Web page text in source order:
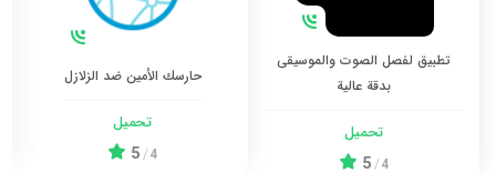
تطبيق لفصل الصوت والموسيقى
بدقة عالية
تحميل
4
/
5
حارسك الأمين ضد الزلازل
تحميل
4
/
5